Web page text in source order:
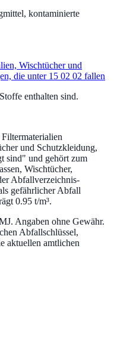
kontaminierte
Wischtücher und
die unter 15 02 02 fallen
enthalten sind.
und Schutzkleidung,
sind" und gehört zum
Wischtücher,
Abfallverzeichnis-
gefährlicher Abfall
0.95 t/m³.
Angaben ohne Gewähr.
Abfallschlüssel,
aktuellen amtlichen